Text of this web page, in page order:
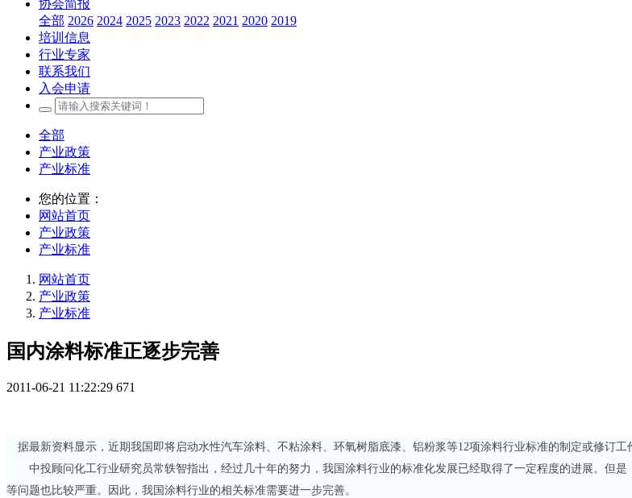
协会简报
全部 2026 2024 2025 2023 2022 2021 2020 2019
培训信息
行业专家
联系我们
入会申请
全部
产业政策
产业标准
您的位置：
网站首页
产业政策
产业标准
网站首页
产业政策
产业标准
国内涂料标准正逐步完善
2011-06-21 11:22:29 671
据最新资料显示，近期我国即将启动水性汽车涂料、不粘涂料、环氧树脂底漆、铝粉浆等12项涂料行业标准的制定或修订工
中投顾问化工行业研究员常轶智指出，经过几十年的努力，我国涂料行业的标准化发展已经取得了一定程度的进展。但
等问题也比较严重。因此，我国涂料行业的相关标准需要进一步完善。